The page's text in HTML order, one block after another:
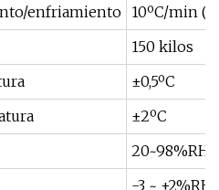
enfriamiento 10ºC/min
150 kilos
±0,5ºC
±2ºC
20~98%RH
-3 ~ +2%RH